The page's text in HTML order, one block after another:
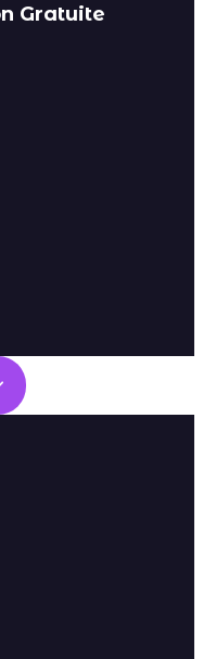
Gratuite